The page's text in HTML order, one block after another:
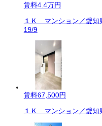
賃料4.4万円
１Ｋ マンション／愛知
19/9
賃料67,500円
１Ｋ マンション／愛知